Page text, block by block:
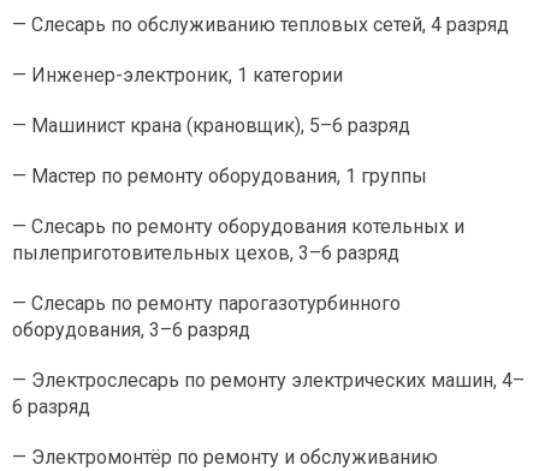
— Слесарь по обслуживанию тепловых сетей, 4 разряд
— Инженер-электроник, 1 категории
— Машинист крана (крановщик), 5–6 разряд
— Мастер по ремонту оборудования, 1 группы
— Слесарь по ремонту оборудования котельных и
пылеприготовительных цехов, 3–6 разряд
— Слесарь по ремонту парогазотурбинного
оборудования, 3–6 разряд
— Электрослесарь по ремонту электрических машин, 4–
6 разряд
— Электромонтёр по ремонту и обслуживанию